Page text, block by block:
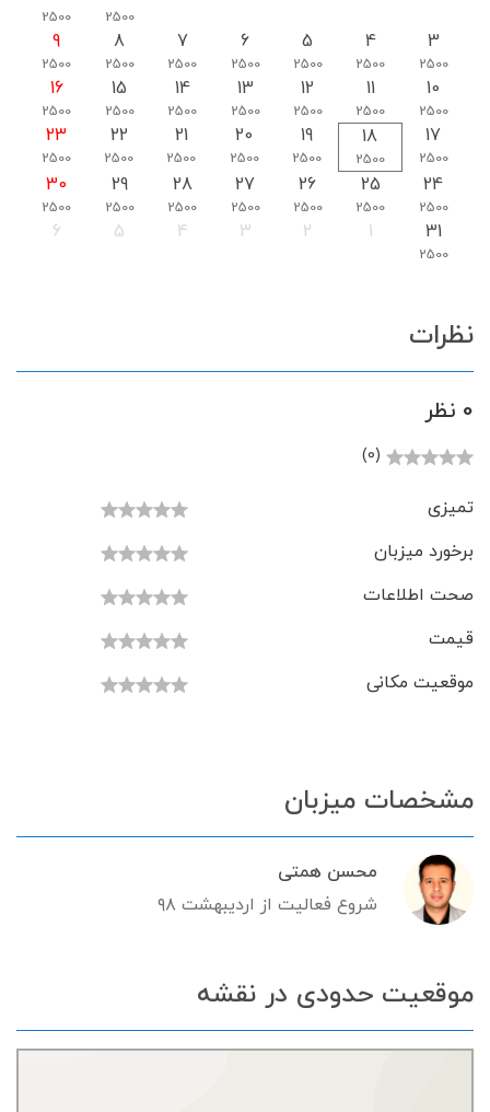
2500
2500
3
2500
4
2500
5
2500
6
2500
7
2500
8
2500
9
2500
10
2500
11
2500
12
2500
13
2500
14
2500
15
2500
16
2500
17
2500
18
2500
19
2500
20
2500
21
2500
22
2500
23
2500
24
2500
25
2500
26
2500
27
2500
28
2500
29
2500
30
2500
31
2500
1
2
3
4
5
6
نظرات
0 نظر
(0)
تمیزی
برخورد میزبان
صحت اطلاعات
قیمت
موقعیت مکانی
مشخصات میزبان
محسن همتی
شروع فعالیت از اردیبهشت ۹۸
موقعیت حدودی در نقشه